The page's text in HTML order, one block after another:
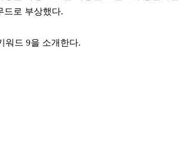
드로 부상했다.
워드 9을 소개한다.